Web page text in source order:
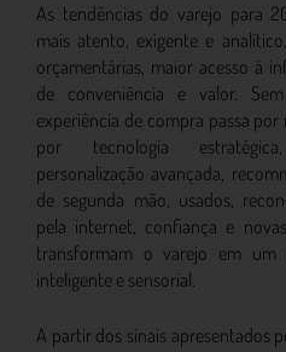
As tendências do varejo para
mais atento, exigente e
orçamentárias, maior acesso à
de conveniência e valor.
experiência de compra passa
por tecnologia
personalização avançada,
de segunda mão, usados,
pela internet, confiança e
transformam o varejo em um
inteligente e sensorial.
A partir dos sinais apresentados